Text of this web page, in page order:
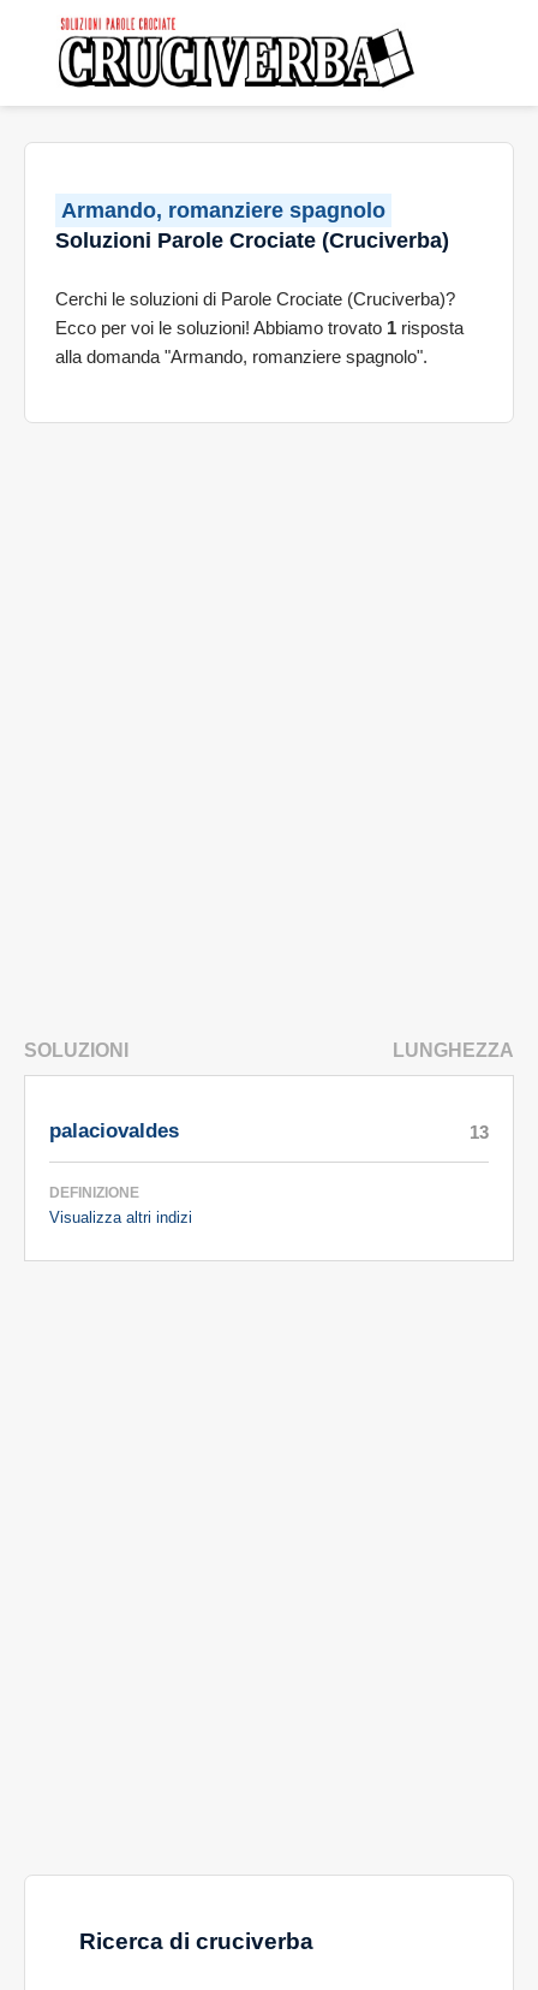
Armando, romanziere spagnolo
Soluzioni Parole Crociate (Cruciverba)
Cerchi le soluzioni di Parole Crociate (Cruciverba)?
Ecco per voi le soluzioni! Abbiamo trovato 1 risposta
alla domanda "Armando, romanziere spagnolo".
SOLUZIONI LUNGHEZZA
palaciovaldes
DEFINIZIONE
Visualizza altri indizi
13
Ricerca di cruciverba